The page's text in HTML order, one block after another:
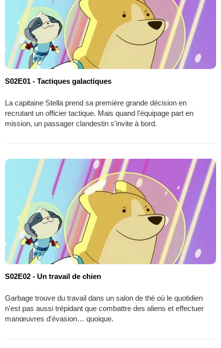
S02E01 - Tactiques galactiques
La capitaine Stella prend sa première grande décision en
recrutant un officier tactique. Mais quand l'équipage part en
mission, un passager clandestin s'invite à bord.
S02E02 - Un travail de chien
Garbage trouve du travail dans un salon de thé où le quotidien
n'est pas aussi trépidant que combattre des aliens et effectuer
manœuvres d'évasion… quoique.